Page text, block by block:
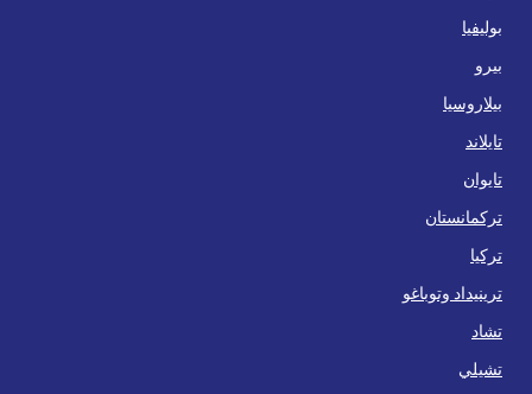
بوليفيا
بيرو
بيلاروسيا
تايلاند
تايوان
تركمانستان
تركيا
ترينيداد وتوباغو
تشاد
تشيلي